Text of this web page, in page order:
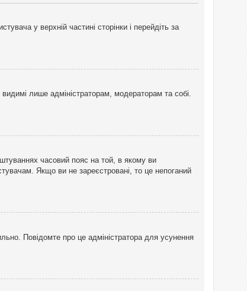
у верхній частині сторінки і перейдіть за
видимі лише адміністраторам, модераторам та собі.
часовий пояс на той, в якому ви
Якщо ви не зареєстровані, то це непоганий
Повідомте про це адміністратора для усунення